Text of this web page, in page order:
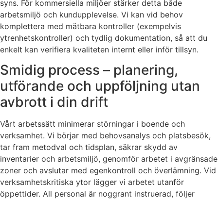
syns. För kommersiella miljöer stärker detta både
arbetsmiljö och kundupplevelse. Vi kan vid behov
komplettera med mätbara kontroller (exempelvis
ytrenhetskontroller) och tydlig dokumentation, så att du
enkelt kan verifiera kvaliteten internt eller inför tillsyn.
Smidig process – planering,
utförande och uppföljning utan
avbrott i din drift
Vårt arbetssätt minimerar störningar i boende och
verksamhet. Vi börjar med behovsanalys och platsbesök,
tar fram metodval och tidsplan, säkrar skydd av
inventarier och arbetsmiljö, genomför arbetet i avgränsade
zoner och avslutar med egenkontroll och överlämning. Vid
verksamhetskritiska ytor lägger vi arbetet utanför
öppettider. All personal är noggrant instruerad, följer